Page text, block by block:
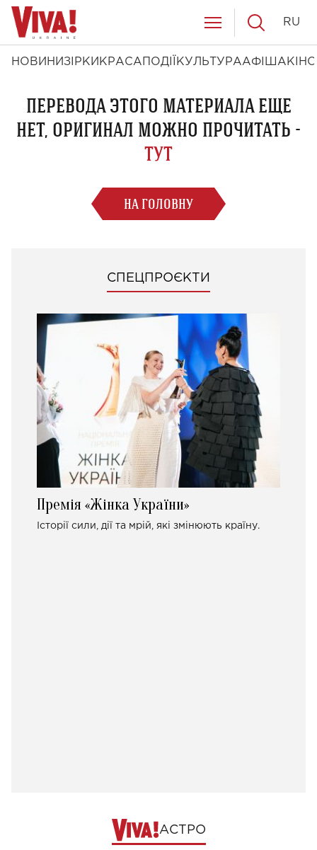
НОВИНИ ЗІРКИ КРАСА ПОДІЇ КУЛЬТУРААФІША КІНО
RU
ПЕРЕВОДА ЭТОГО МАТЕРИАЛА ЕЩЕ
НЕТ, ОРИГИНАЛ МОЖНО ПРОЧИТАТЬ -
ТУТ
НА ГОЛОВНУ
СПЕЦПРОЄКТИ
Премія «Жінка України»
Історії сили, дії та мрій, які змінюють країну.
АСТРО